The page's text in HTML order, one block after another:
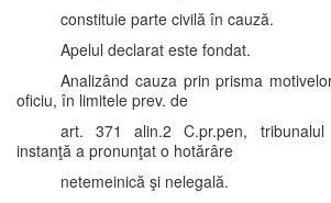
constituie parte civilă în cauză.
Apelul declarat este fondat.
Analizând cauza prin prisma
oficiu, în limitele prev. de
art. 371 alin.2 C.pr.pen,
instanţă a pronunţat o hotărâre
netemeinică şi nelegală.